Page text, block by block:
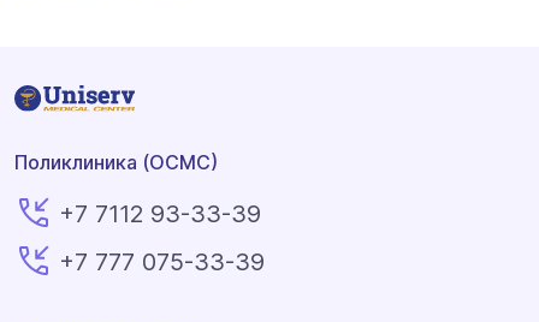
Поликлиника (ОСМС)
+7 7112 93-33-39
+7 777 075-33-39